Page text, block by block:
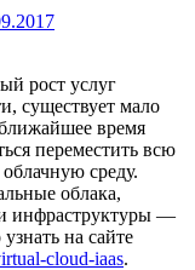
рост услуг
существует мало
ближайшее время
переместить всю
среду.
облака,
инфраструктуры —
на сайте
cloud-iaas.